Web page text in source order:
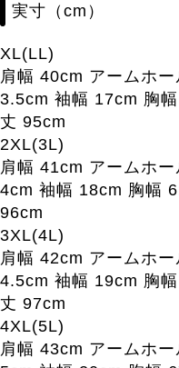
実寸（cm）
XL(LL)
肩幅 40cm アームホ
3.5cm 袖幅 17cm 胸
丈 95cm
2XL(3L)
肩幅 41cm アームホ
4cm 袖幅 18cm 胸幅
96cm
3XL(4L)
肩幅 42cm アームホ
4.5cm 袖幅 19cm 胸
丈 97cm
4XL(5L)
肩幅 43cm アームホ